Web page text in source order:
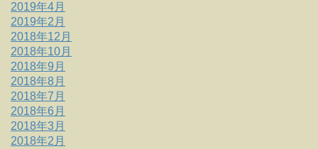
2019年4月
2019年2月
2018年12月
2018年10月
2018年9月
2018年8月
2018年7月
2018年6月
2018年3月
2018年2月